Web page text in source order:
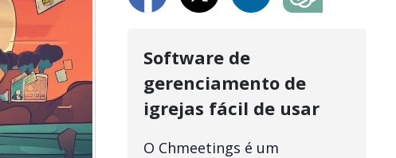
Software de
gerenciamento de
igrejas fácil de usar
O Chmeetings é um